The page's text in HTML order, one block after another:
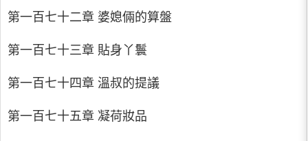
第一百七十二章 婆媳倆的算盤
第一百七十三章 貼身丫鬟
第一百七十四章 溫叔的提議
第一百七十五章 凝荷妝品